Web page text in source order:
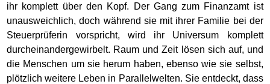
ihr komplett über den Kopf. Der Gang zum Finanzamt ist
unausweichlich, doch während sie mit ihrer Familie bei der
Steuerprüferin vorspricht, wird ihr Universum komplett
durcheinandergewirbelt. Raum und Zeit lösen sich auf, und
die Menschen um sie herum haben, ebenso wie sie selbst,
plötzlich weitere Leben in Parallelwelten. Sie entdeckt, dass